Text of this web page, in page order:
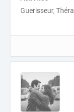
Guerisseur,